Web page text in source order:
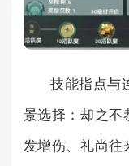
技能指点与
景选择：却之不
发增伤、礼尚往